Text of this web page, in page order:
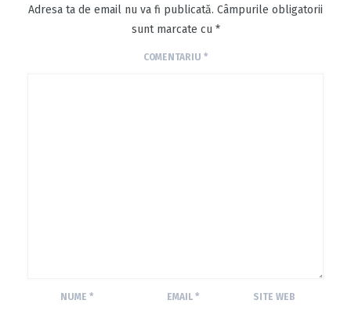
Adresa ta de email nu va fi publicată. Câmpurile obligatorii
sunt marcate cu *
COMENTARIU *
NUME * EMAIL* SITE WEB